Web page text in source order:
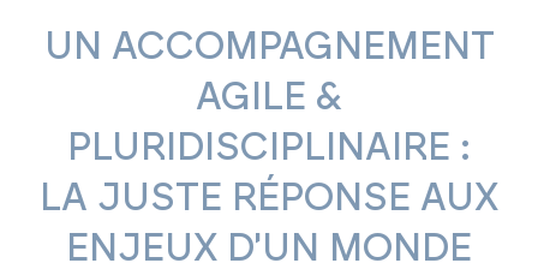
UN ACCOMPAGNEMENT
AGILE &
PLURIDISCIPLINAIRE :
LA JUSTE RÉPONSE AUX
ENJEUX D'UN MONDE